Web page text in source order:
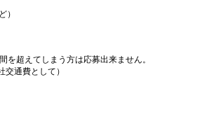
）
超えてしまう方は応募出来ません。
通費として）